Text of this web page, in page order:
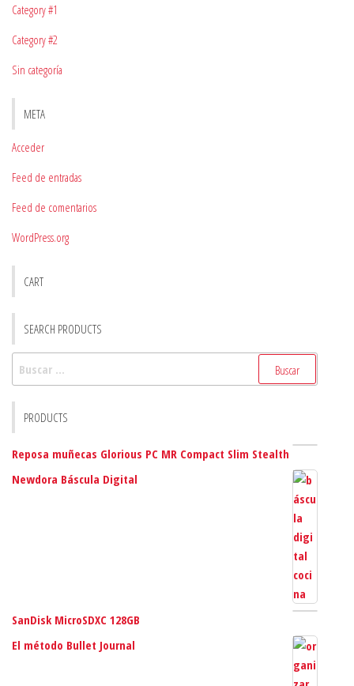
Category #1
Category #2
Sin categoría
META
Acceder
Feed de entradas
Feed de comentarios
WordPress.org
CART
SEARCH PRODUCTS
PRODUCTS
Reposa muñecas Glorious PC MR Compact Slim Stealth
Newdora Báscula Digital
SanDisk MicroSDXC 128GB
El método Bullet Journal